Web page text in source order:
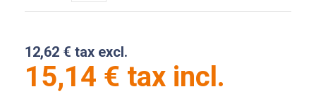
12,62 € tax excl.
15,14 € tax incl.